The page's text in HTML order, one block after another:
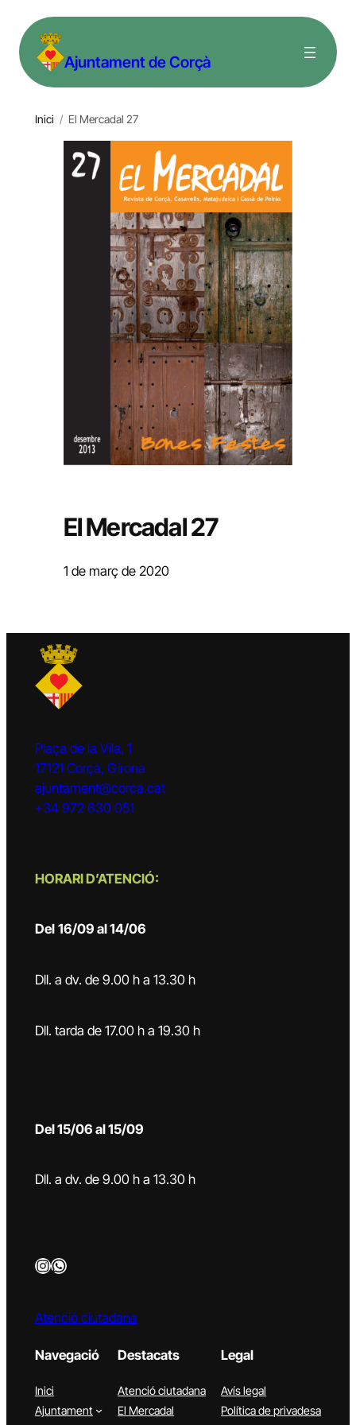
contingut Ajuntament de Corçà
Inici / El Mercadal 27
El Mercadal 27
1 de març de 2020
Plaça de la Vila, 1
17121 Corçà, Girona
ajuntament@corca.cat
+34 972 630 051
HORARI D’ATENCIÓ:
Del 16/09 al 14/06
Dll. a dv. de 9.00 h a 13.30 h
Dll. tarda de 17.00 h a 19.30 h
Del 15/06 al 15/09
Dll. a dv. de 9.00 h a 13.30 h
InstagramWhatsApp
Atenció ciutadana
Navegació
Inici
Ajuntament
Destacats
Atenció ciutadana
El Mercadal
Legal
Avís legal
Política de privadesa